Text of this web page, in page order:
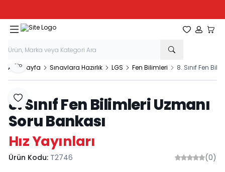
Favorilerim
Hesabım
Ana Sayfa Sınavlara Hazırlık LGS Fen Bilimleri 8. Sınıf Fen
Favoriye Ekle
Paylaş
8. Sınıf Fen Bilimleri Uzmanı
Soru Bankası
Hız Yayınları
Ürün Kodu: T2746 (0)